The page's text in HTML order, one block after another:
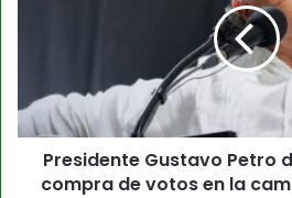
Presidente Gustavo Petro
compra de votos en la